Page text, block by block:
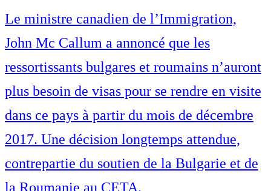
Le ministre canadien de l’Immigration,
John Mc Callum a annoncé que les
ressortissants bulgares et roumains n’auront
plus besoin de visas pour se rendre en visite
dans ce pays à partir du mois de décembre
2017. Une décision longtemps attendue,
contrepartie du soutien de la Bulgarie et de
la Roumanie au CETA.